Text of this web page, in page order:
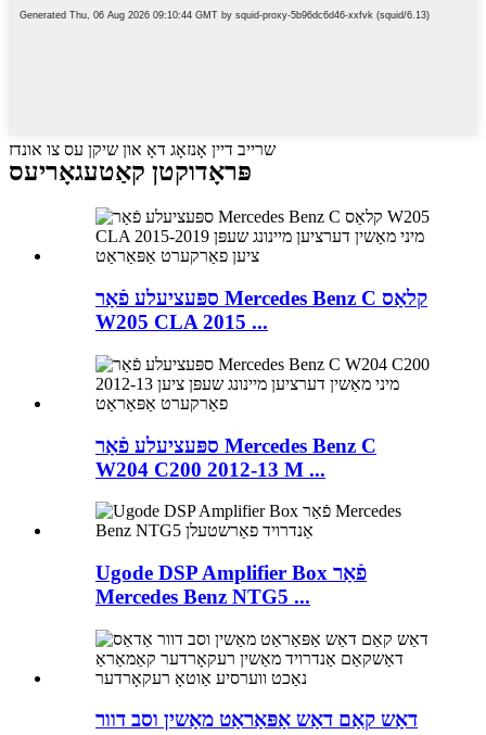
שרייב דיין אָנזאָג דאָ און שיקן עס צו אונדז
פּראָדוקטן קאַטעגאָריעס
ספּעציעלע פֿאַר Mercedes Benz C קלאַס
W205 CLA 2015 ...
ספּעציעלע פֿאַר Mercedes Benz C
W204 C200 2012-13 M ...
Ugode DSP Amplifier Box פֿאַר
Mercedes Benz NTG5 ...
דאַש קאַם דאַש אַפּאַראַט מאַשין וסב דוור